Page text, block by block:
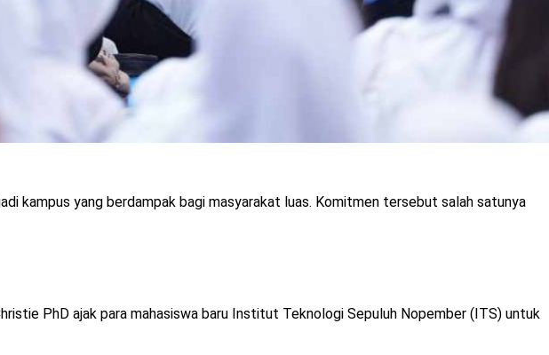
kampus yang berdampak bagi masyarakat luas. Komitmen tersebut salah satunya
PhD ajak para mahasiswa baru Institut Teknologi Sepuluh Nopember (ITS) untuk